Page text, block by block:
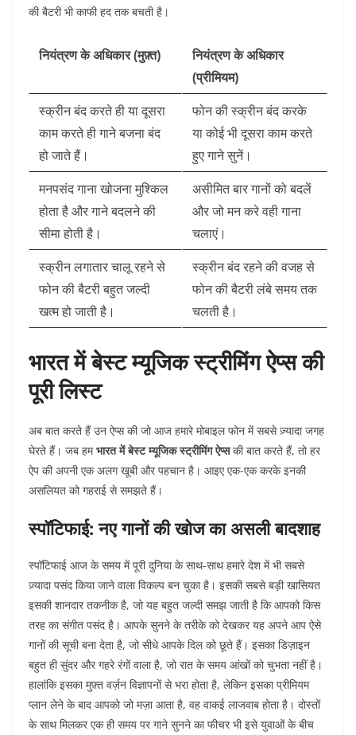
की बैटरी भी काफी हद तक बचती है।
नियंत्रण के अधिकार (मुफ़्त)
नियंत्रण के अधिकार
(प्रीमियम)
स्क्रीन बंद करते ही या दूसरा
काम करते ही गाने बजना बंद
हो जाते हैं।
फोन की स्क्रीन बंद करके
या कोई भी दूसरा काम करते
हुए गाने सुनें।
मनपसंद गाना खोजना मुश्किल
होता है और गाने बदलने की
सीमा होती है।
असीमित बार गानों को बदलें
और जो मन करे वही गाना
चलाएं।
स्क्रीन लगातार चालू रहने से
फोन की बैटरी बहुत जल्दी
खत्म हो जाती है।
स्क्रीन बंद रहने की वजह से
फोन की बैटरी लंबे समय तक
चलती है।
भारत में बेस्ट म्यूजिक स्ट्रीमिंग ऐप्स की
पूरी लिस्ट
अब बात करते हैं उन ऐप्स की जो आज हमारे मोबाइल फोन में सबसे ज़्यादा जगह
घेरते हैं। जब हमभारत में बेस्ट म्यूजिक स्ट्रीमिंग ऐप्सकी बात करते हैं, तो हर
ऐप की अपनी एक अलग खूबी और पहचान है। आइए एक-एक करके इनकी
असलियत को गहराई से समझते हैं।
स्पॉटिफाई: नए गानों की खोज का असली बादशाह
स्पॉटिफाई आज के समय में पूरी दुनिया के साथ-साथ हमारे देश में भी सबसे
ज़्यादा पसंद किया जाने वाला विकल्प बन चुका है। इसकी सबसे बड़ी खासियत
इसकी शानदार तकनीक है, जो यह बहुत जल्दी समझ जाती है कि आपको किस
तरह का संगीत पसंद है। आपके सुनने के तरीके को देखकर यह अपने आप ऐसे
गानों की सूची बना देता है, जो सीधे आपके दिल को छूते हैं। इसका डिज़ाइन
बहुत ही सुंदर और गहरे रंगों वाला है, जो रात के समय आंखों को चुभता नहीं है।
हालांकि इसका मुफ़्त वर्ज़न विज्ञापनों से भरा होता है, लेकिन इसका प्रीमियम
प्लान लेने के बाद आपको जो मज़ा आता है, वह वाकई लाजवाब होता है। दोस्तों
के साथ मिलकर एक ही समय पर गाने सुनने का फीचर भी इसे युवाओं के बीच